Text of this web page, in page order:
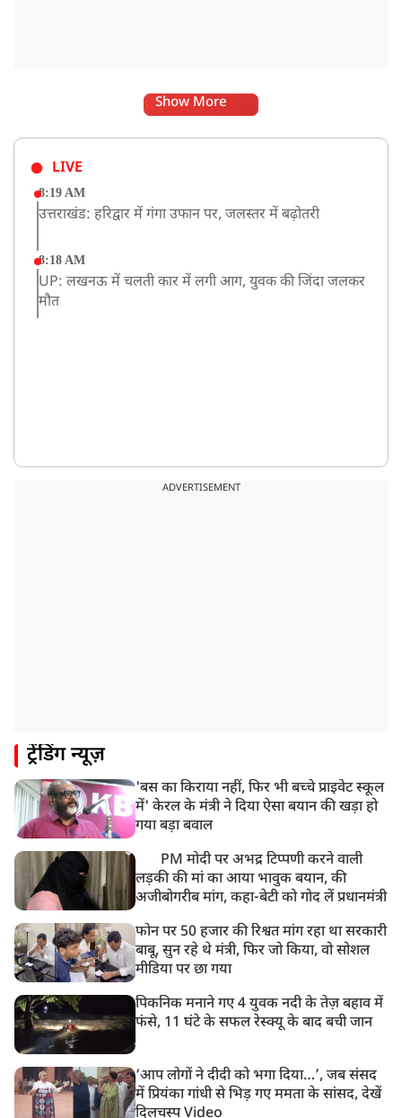
Show More
LIVE
8:19 AM
उत्तराखंड: हरिद्वार में गंगा उफान पर, जलस्तर में बढ़ोतरी
8:18 AM
UP: लखनऊ में चलती कार में लगी आग, युवक की जिंदा जलकर
मौत
ADVERTISEMENT
ट्रेंडिंग न्यूज़
'बस का किराया नहीं, फिर भी बच्चे प्राइवेट स्कूल
में' केरल के मंत्री ने दिया ऐसा बयान की खड़ा हो
गया बड़ा बवाल
PM मोदी पर अभद्र टिप्पणी करने वाली
लड़की की मां का आया भावुक बयान, की
अजीबोगरीब मांग, कहा-बेटी को गोद लें प्रधानमंत्री
फोन पर 50 हजार की रिश्वत मांग रहा था सरकारी
बाबू, सुन रहे थे मंत्री, फिर जो किया, वो सोशल
मीडिया पर छा गया
पिकनिक मनाने गए 4 युवक नदी के तेज़ बहाव में
फंसे, 11 घंटे के सफल रेस्क्यू के बाद बची जान
‘आप लोगों ने दीदी को भगा दिया…’, जब संसद
में प्रियंका गांधी से भिड़ गए ममता के सांसद, देखें
दिलचस्प Video